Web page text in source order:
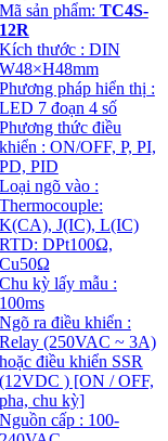
Mã sản phẩm: TC4S-
12R
Kích thước : DIN
W48×H48mm
Phương pháp hiển thị :
LED 7 đoạn 4 số
Phương thức điều
khiển : ON/OFF, P, PI,
PD, PID
Loại ngõ vào :
Thermocouple:
K(CA), J(IC), L(IC)
RTD: DPt100Ω,
Cu50Ω
Chu kỳ lấy mẫu :
100ms
Ngõ ra điều khiển :
Relay (250VAC ~ 3A)
hoặc điều khiển SSR
(12VDC ) [ON / OFF,
pha, chu kỳ]
Nguồn cấp : 100-